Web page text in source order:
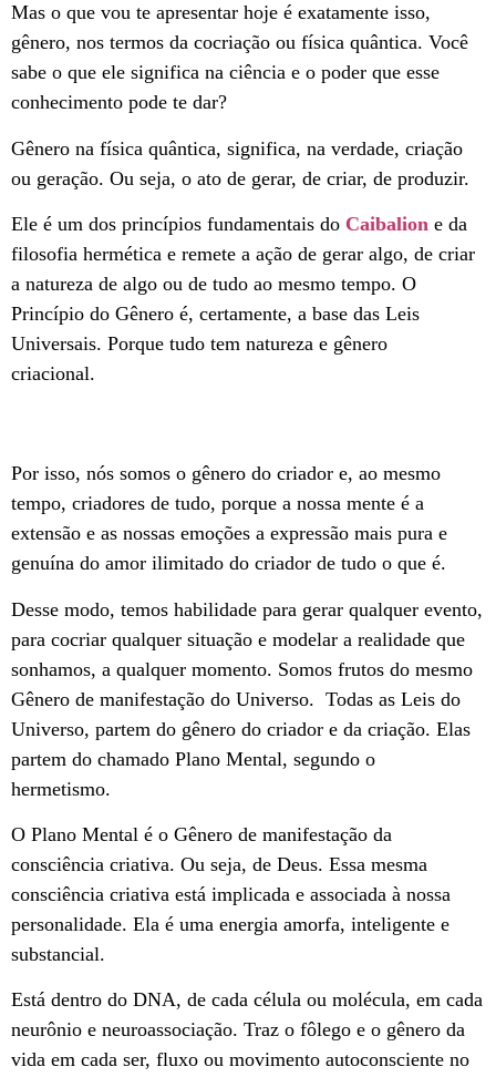
Mas o que vou te apresentar hoje é exatamente isso,
gênero, nos termos da cocriação ou física quântica. Você
sabe o que ele significa na ciência e o poder que esse
conhecimento pode te dar?
Gênero na física quântica, significa, na verdade, criação
ou geração. Ou seja, o ato de gerar, de criar, de produzir.
Ele é um dos princípios fundamentais do Caibalion e da
filosofia hermética e remete a ação de gerar algo, de criar
a natureza de algo ou de tudo ao mesmo tempo. O
Princípio do Gênero é, certamente, a base das Leis
Universais. Porque tudo tem natureza e gênero
criacional.
Por isso, nós somos o gênero do criador e, ao mesmo
tempo, criadores de tudo, porque a nossa mente é a
extensão e as nossas emoções a expressão mais pura e
genuína do amor ilimitado do criador de tudo o que é.
Desse modo, temos habilidade para gerar qualquer evento,
para cocriar qualquer situação e modelar a realidade que
sonhamos, a qualquer momento. Somos frutos do mesmo
Gênero de manifestação do Universo. Todas as Leis do
Universo, partem do gênero do criador e da criação. Elas
partem do chamado Plano Mental, segundo o
hermetismo.
O Plano Mental é o Gênero de manifestação da
consciência criativa. Ou seja, de Deus. Essa mesma
consciência criativa está implicada e associada à nossa
personalidade. Ela é uma energia amorfa, inteligente e
substancial.
Está dentro do DNA, de cada célula ou molécula, em cada
neurônio e neuroassociação. Traz o fôlego e o gênero da
vida em cada ser, fluxo ou movimento autoconsciente no